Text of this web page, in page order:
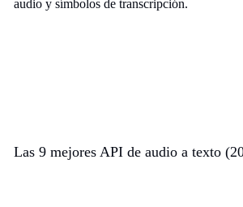
Las 9 mejores API de audio a texto